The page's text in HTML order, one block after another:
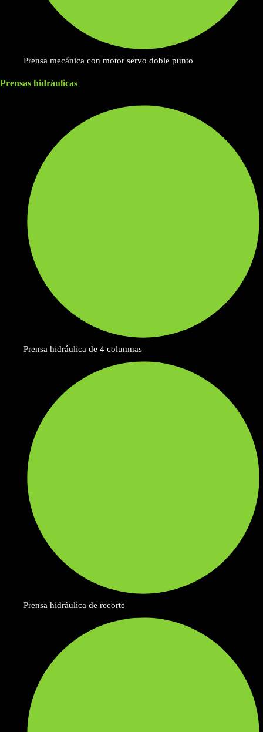
Prensa mecánica con motor servo doble punto
Prensas hidráulicas
Prensa hidráulica de 4 columnas
Prensa hidráulica de recorte